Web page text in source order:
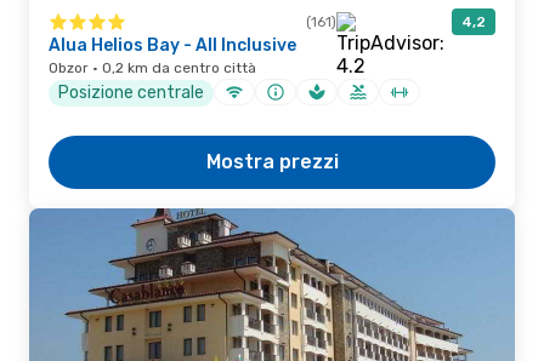
(161) 4,2
Alua Helios Bay - All Inclusive
Obzor · 0,2 km da centro città
Posizione centrale
Mostra prezzi